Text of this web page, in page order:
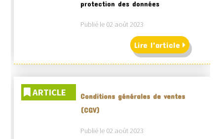
protection des données
Publié le 02 août 2023
Lire l'article
ARTICLE
Conditions générales de ventes
(CGV)
Publié le 02 août 2023